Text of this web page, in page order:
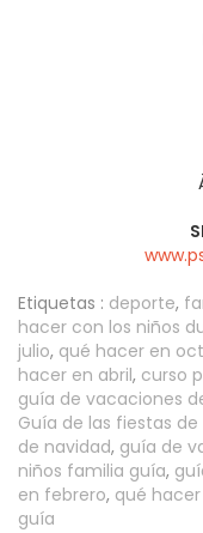
Etiquetas : deporte,
hacer con los niños
julio, qué hacer en
hacer en abril, curso
guía de vacaciones
Guía de las fiestas de
de navidad, guía de
niños familia guía,
en febrero, qué
guía